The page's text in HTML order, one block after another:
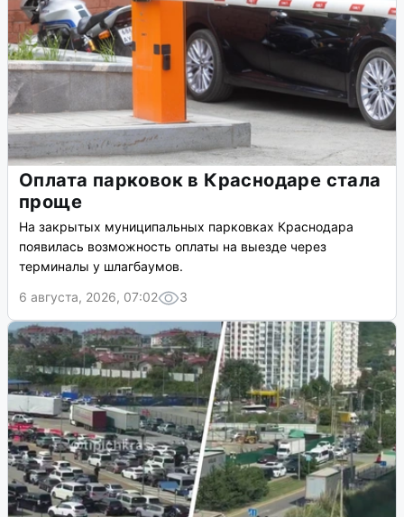
Оплата парковок в Краснодаре стала
проще
На закрытых муниципальных парковках Краснодара
появилась возможность оплаты на выезде через
терминалы у шлагбаумов.
6 августа, 2026, 07:02
3